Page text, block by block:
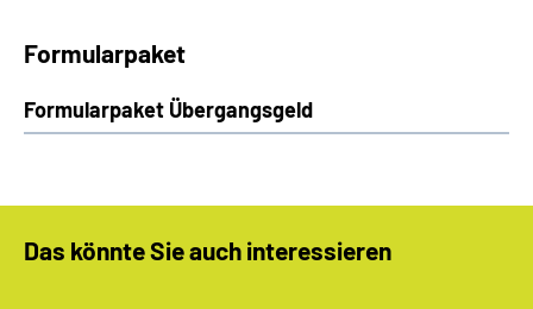
Formularpaket
Formularpaket Übergangsgeld
Das könnte Sie auch interessieren